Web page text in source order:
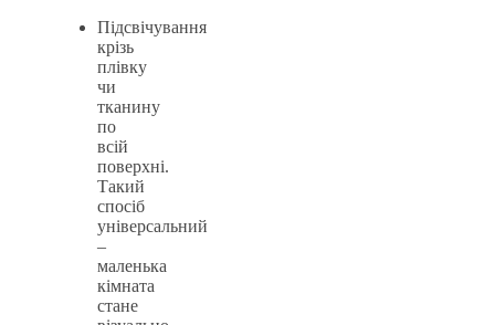
Підсвічування
крізь
плівку
чи
тканину
по
всій
поверхні.
Такий
спосіб
універсальний
–
маленька
кімната
стане